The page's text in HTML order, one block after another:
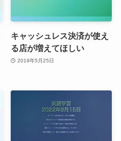
キャッシュレス決済が使え
る店が増えてほしい
2019年5月25日